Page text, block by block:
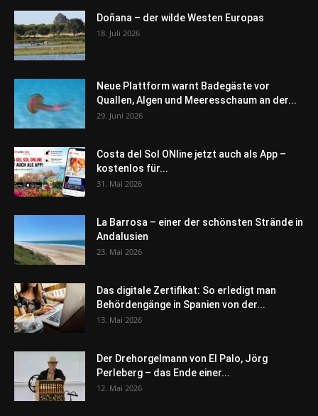
Doñana – der wilde Westen Europas
18. Juli 2026
Neue Plattform warnt Badegäste vor
Quallen, Algen und Meeresschaum an der...
29. Juni 2026
Costa del Sol ONline jetzt auch als App –
kostenlos für...
31. Mai 2026
La Barrosa – einer der schönsten Strände in
Andalusien
23. Mai 2026
Das digitale Zertifikat: So erledigt man
Behördengänge in Spanien von der...
13. Mai 2026
Der Drehorgelmann von El Palo, Jörg
Perleberg – das Ende einer...
12. Mai 2026